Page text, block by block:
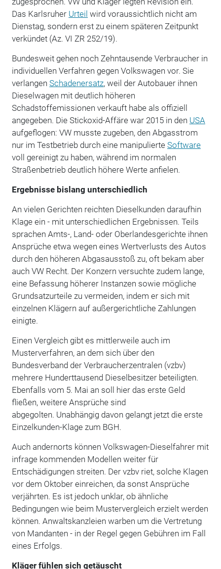
Das Karlsruher Urteil wird voraussichtlich nicht am
Dienstag, sondern erst zu einem späteren Zeitpunkt
verkündet (Az. VI ZR 252/19).
Bundesweit gehen noch Zehntausende Verbraucher in
individuellen Verfahren gegen Volkswagen vor. Sie
verlangen Schadenersatz, weil der Autobauer ihnen
Dieselwagen mit deutlich höheren
Schadstoffemissionen verkauft habe als offiziell
angegeben. Die Stickoxid-Affäre war 2015 in den USA
aufgeflogen: VW musste zugeben, den Abgasstrom
nur im Testbetrieb durch eine manipulierte Software
voll gereinigt zu haben, während im normalen
Straßenbetrieb deutlich höhere Werte anfielen.
Ergebnisse bislang unterschiedlich
An vielen Gerichten reichten Dieselkunden daraufhin
Klage ein - mit unterschiedlichen Ergebnissen. Teils
sprachen Amts-, Land- oder Oberlandesgerichte ihnen
Ansprüche etwa wegen eines Wertverlusts des Autos
durch den höheren Abgasausstoß zu, oft bekam aber
auch VW Recht. Der Konzern versuchte zudem lange,
eine Befassung höherer Instanzen sowie mögliche
Grundsatzurteile zu vermeiden, indem er sich mit
einzelnen Klägern auf außergerichtliche Zahlungen
einigte.
Einen Vergleich gibt es mittlerweile auch im
Musterverfahren, an dem sich über den
Bundesverband der Verbraucherzentralen (vzbv)
mehrere Hunderttausend Dieselbesitzer beteiligten.
Ebenfalls vom 5. Mai an soll hier das erste Geld
fließen, weitere Ansprüche sind
abgegolten. Unabhängig davon gelangt jetzt die erste
Einzelkunden-Klage zum BGH.
Auch andernorts können Volkswagen-Dieselfahrer mit
infrage kommenden Modellen weiter für
Entschädigungen streiten. Der vzbv riet, solche Klagen
vor dem Oktober einreichen, da sonst Ansprüche
verjährten. Es ist jedoch unklar, ob ähnliche
Bedingungen wie beim Mustervergleich erzielt werden
können. Anwaltskanzleien warben um die Vertretung
von Mandanten - in der Regel gegen Gebühren im Fall
eines Erfolgs.
Kläger fühlen sich getäuscht